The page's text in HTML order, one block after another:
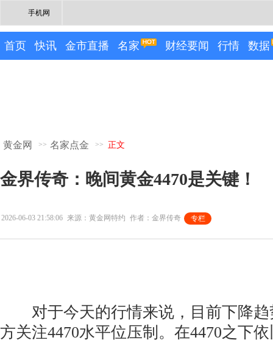
手机网
首页 快讯 金市直播 名家 财经要闻 行情 数据
黄金网 >> 名家点金 >> 正文
金界传奇：晚间黄金4470是关键！
2026-06-03 21:58:06 来源：黄金网特约 作者：金界传奇 专栏
专栏
对于今天的行情来说，目前下降趋
方关注4470水平位压制。在4470之下